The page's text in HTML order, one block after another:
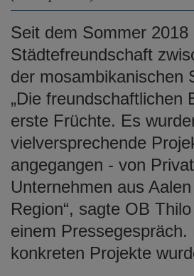
Seit dem Sommer 2018
Städtefreundschaft
der mosambikanischen
„Die freundschaftlichen
erste Früchte. Es
vielversprechende
angegangen - von
Unternehmen aus
Region“, sagte OB
einem Pressegespräch.
konkreten Projekte